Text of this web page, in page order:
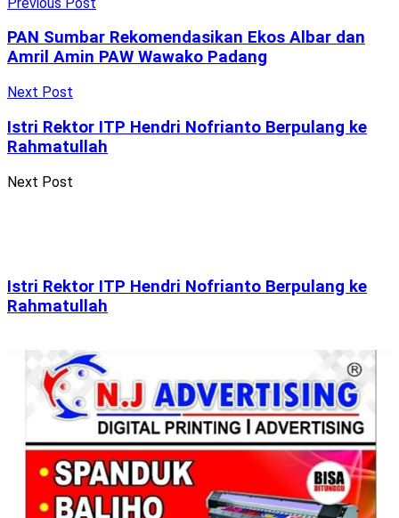
PAN Sumbar Rekomendasikan Ekos Albar dan
Amril Amin PAW Wawako Padang
Next Post
Istri Rektor ITP Hendri Nofrianto Berpulang ke
Rahmatullah
Next Post
Istri Rektor ITP Hendri Nofrianto Berpulang ke
Rahmatullah